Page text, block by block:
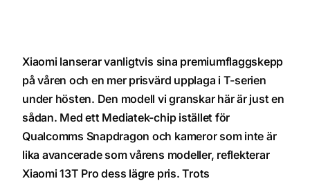
Xiaomi lanserar vanligtvis sina premiumflaggskepp
på våren och en mer prisvärd upplaga i T-serien
under hösten. Den modell vi granskar här är just en
sådan. Med ett Mediatek-chip istället för
Qualcomms Snapdragon och kameror som inte är
lika avancerade som vårens modeller, reflekterar
Xiaomi 13T Pro dess lägre pris. Trots